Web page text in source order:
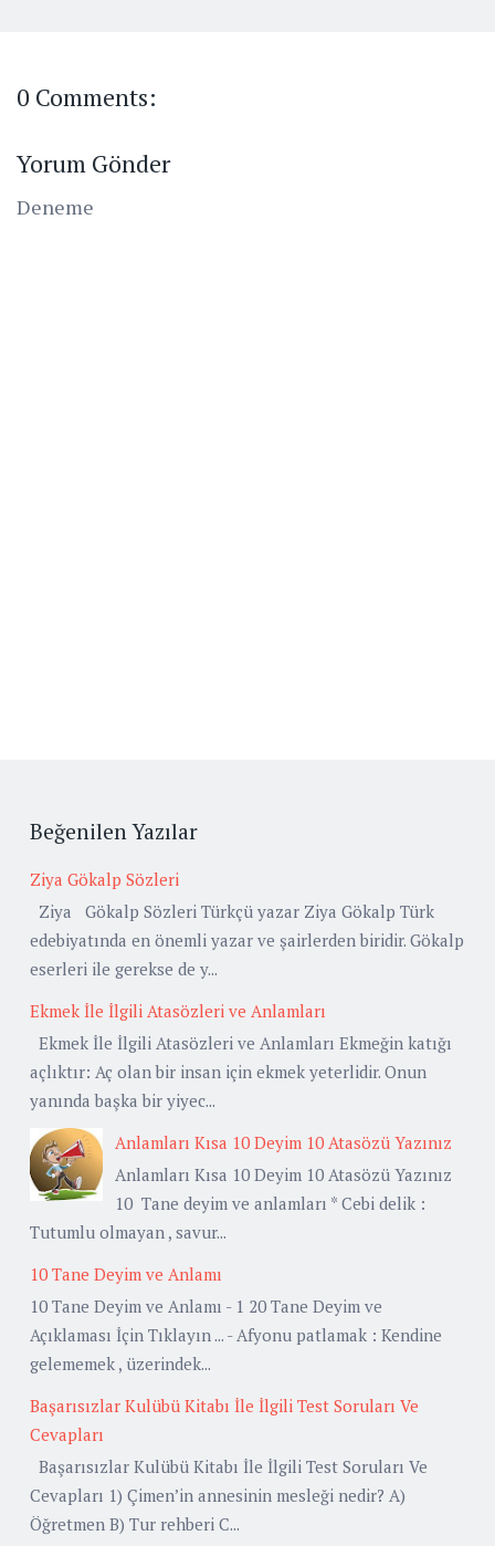
0 Comments:
Yorum Gönder
Deneme
Beğenilen Yazılar
Ziya Gökalp Sözleri
Ziya Gökalp Sözleri Türkçü yazar Ziya Gökalp Türk
edebiyatında en önemli yazar ve şairlerden biridir. Gökalp
eserleri ile gerekse de y...
Ekmek İle İlgili Atasözleri ve Anlamları
Ekmek İle İlgili Atasözleri ve Anlamları Ekmeğin katığı
açlıktır: Aç olan bir insan için ekmek yeterlidir. Onun
yanında başka bir yiyec...
Anlamları Kısa 10 Deyim 10 Atasözü Yazınız
Anlamları Kısa 10 Deyim 10 Atasözü Yazınız
10 Tane deyim ve anlamları * Cebi delik :
Tutumlu olmayan , savur...
10 Tane Deyim ve Anlamı
10 Tane Deyim ve Anlamı - 1 20 Tane Deyim ve
Açıklaması İçin Tıklayın ... - Afyonu patlamak : Kendine
gelememek , üzerindek...
Başarısızlar Kulübü Kitabı İle İlgili Test Soruları Ve
Cevapları
Başarısızlar Kulübü Kitabı İle İlgili Test Soruları Ve
Cevapları 1) Çimen’in annesinin mesleği nedir? A)
Öğretmen B) Tur rehberi C...